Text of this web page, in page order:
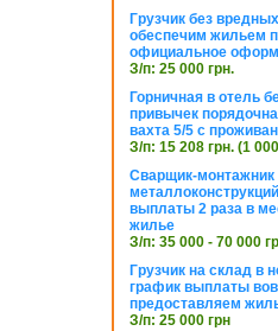
Грузчик без
обеспечим жильем
официальное
З/п: 25 000 грн.
Горничная в отель
привычек
вахта 5/5 с
З/п: 15 208 грн. (1
Сварщик-монтажник
выплаты 2 раза в
жилье
З/п: 35 000 - 70 000
Грузчик на склад в
график выплаты
предоставляем
З/п: 25 000 грн